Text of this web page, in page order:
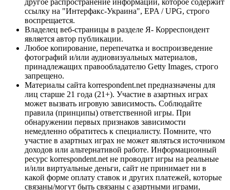
ссылку на "Интерфакс-Украина", EPA / UPG, строго
воспрещается.
Владелец веб-страницы в разделе Я- Корреспондент
является автор публикации.
Любое копирование, перепечатка и воспроизведение
фотографий и/или аудиовизуальных материалов,
принадлежащих правообладателю Getty Images, строго
запрещено.
Материалы сайта korrespondent.net предназначены для
лиц старше 21 года (21+). Участие в азартных играх
может вызвать игровую зависимость. Соблюдайте
правила (принципы) ответственной игры. При
обнаружении первых признаков зависимости
немедленно обратитесь к специалисту. Помните, что
участие в азартных играх не может являться источником
доходов или альтернативой работе. Информационный
ресурс korrespondent.net не проводит игры на реальные
и/или виртуальные деньги, сайт не принимает ни в
какой форме оплату ставок и других платежей, которые
связаны/могут быть связаны с азартными играми,